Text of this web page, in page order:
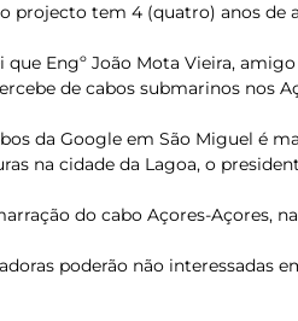
projecto tem 4 (quatro) anos de
que Engº João Mota Vieira,
de cabos submarinos nos
da Google em São Miguel é
na cidade da Lagoa, o
do cabo Açores-Açores,
poderão não interessadas